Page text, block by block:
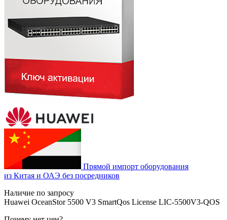
Прямой импорт оборудования
из Китая и ОАЭ без посредников
Наличие по запросу
Huawei OceanStor 5500 V3 SmartQos License LIC-5500V3-QOS